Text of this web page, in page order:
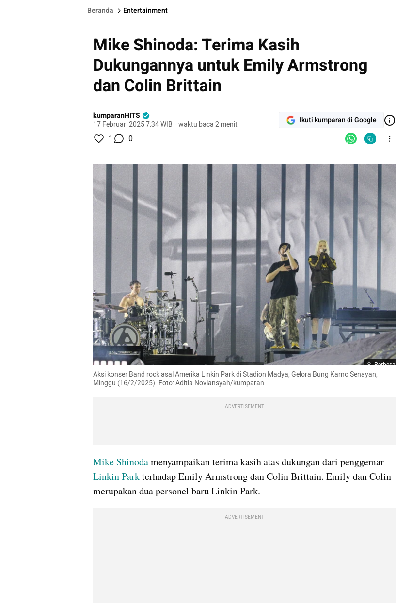
Beranda Entertainment
Mike Shinoda: Terima Kasih
Dukungannya untuk Emily Armstrong
dan Colin Brittain
kumparanHITS
17 Februari 2025 7:34 WIB · waktu baca 2 menit Ikuti kumparan di Google
1 0
Perbesar
Aksi konser Band rock asal Amerika Linkin Park di Stadion Madya, Gelora Bung Karno Senayan,
Minggu (16/2/2025). Foto: Aditia Noviansyah/kumparan
ADVERTISEMENT
Mike Shinoda
Linkin Park terhadap Emily Armstrong dan Colin Brittain. Emily dan Colin
merupakan dua personel baru Linkin Park.
ADVERTISEMENT